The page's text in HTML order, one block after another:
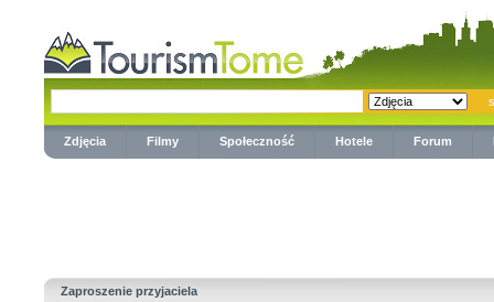
Zdjęcia Filmy Społeczność Hotele Forum
Zaproszenie przyjaciela